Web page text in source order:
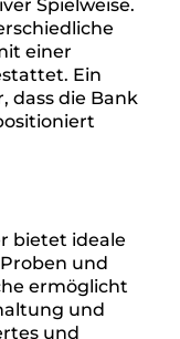
Spielweise.
einer
Ein
dass die Bank
bietet ideale
und
ermöglicht
und
und